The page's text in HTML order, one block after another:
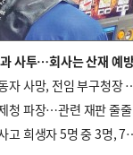
강서구 기간제노동
중대
한화에어로 폭